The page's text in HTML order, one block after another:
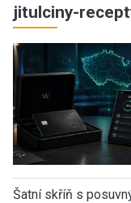
jitulciny-
Šatní skříň s